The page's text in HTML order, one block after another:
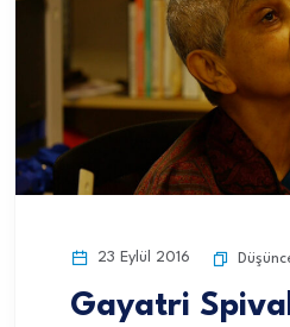
23 Eylül 2016
Gayatri